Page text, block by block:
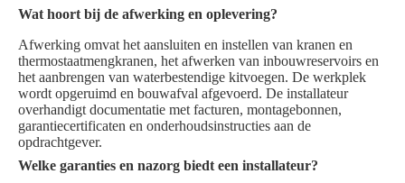
Wat hoort bij de afwerking en oplevering?
Afwerking omvat het aansluiten en instellen van kranen en
thermostaatmengkranen, het afwerken van inbouwreservoirs en
het aanbrengen van waterbestendige kitvoegen. De werkplek
wordt opgeruimd en bouwafval afgevoerd. De installateur
overhandigt documentatie met facturen, montagebonnen,
garantiecertificaten en onderhoudsinstructies aan de
opdrachtgever.
Welke garanties en nazorg biedt een installateur?